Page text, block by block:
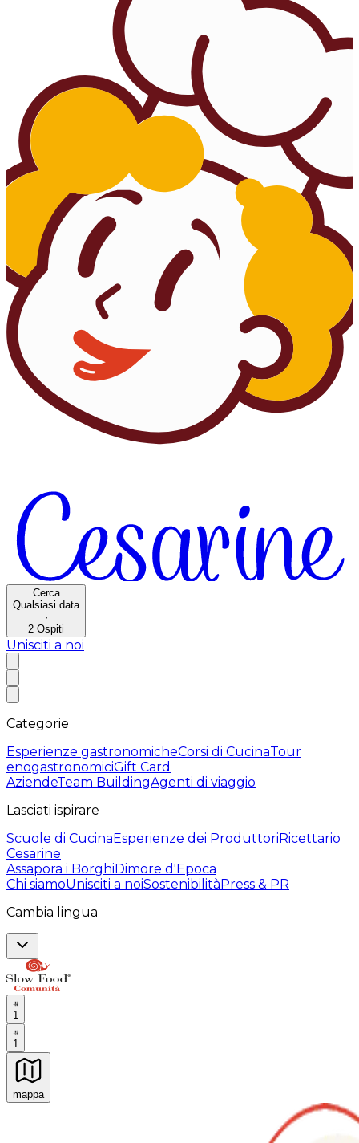
Cerca
Qualsiasi data
·
2 Ospiti
Unisciti a noi
Categorie
Esperienze gastronomicheCorsi di CucinaTour
enogastronomiciGift Card
AziendeTeam BuildingAgenti di viaggio
Lasciati ispirare
Scuole di CucinaEsperienze dei ProduttoriRicettario
Cesarine
Assapora i BorghiDimore d'Epoca
Chi siamoUnisciti a noiSostenibilitàPress & PR
Cambia lingua
1
1
mappa
Esperienze culinarie indimenticabili: Esperienze